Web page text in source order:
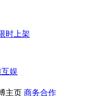
时上架
娱
主页 商务合作